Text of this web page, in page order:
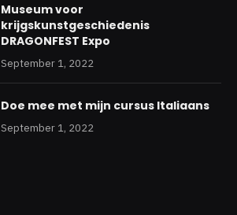
Museum voor
krijgskunstgeschiedenis
DRAGONFEST Expo
September 1, 2022
Doe mee met mijn cursus Italiaans
September 1, 2022